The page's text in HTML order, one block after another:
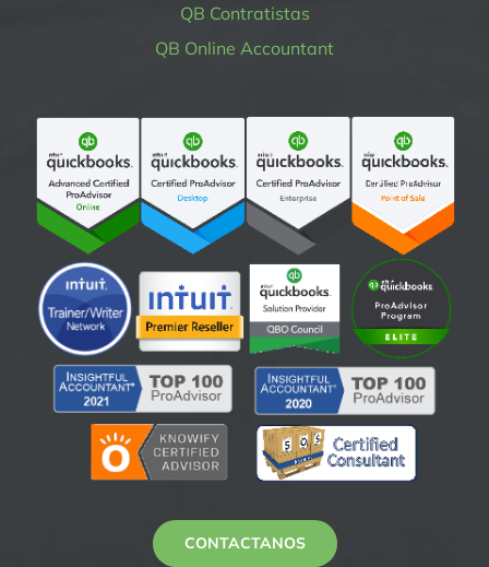
QB Contratistas
QB Online Accountant
CONTACTANOS